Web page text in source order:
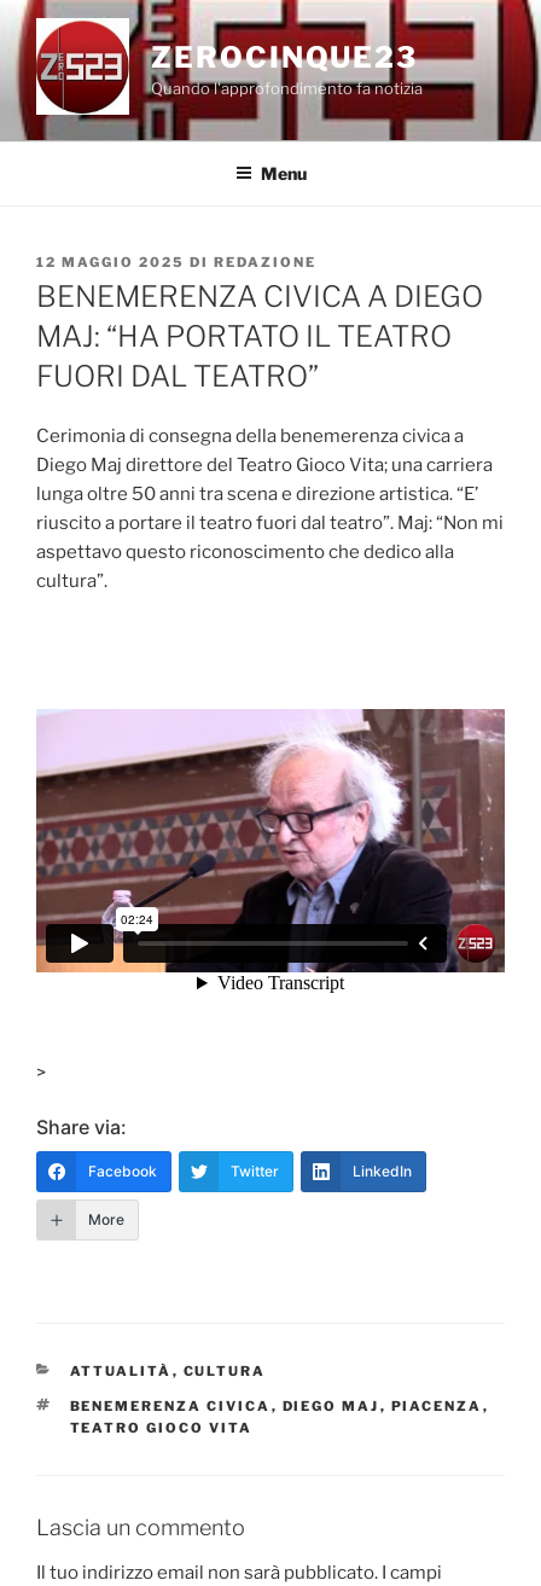
Salta
contenuto
ZEROCINQUE23
Quando l'approfondimento fa notizia
Menu
PUBBLICATO
IL
12 MAGGIO 2025 DI REDAZIONE
BENEMERENZA CIVICA A DIEGO
MAJ: “HA PORTATO IL TEATRO
FUORI DAL TEATRO”
Cerimonia di consegna della benemerenza civica a
Diego Maj direttore del Teatro Gioco Vita; una carriera
lunga oltre 50 anni tra scena e direzione artistica. “E’
riuscito a portare il teatro fuori dal teatro”. Maj: “Non mi
aspettavo questo riconoscimento che dedico alla
cultura”.
>
Share via:
Facebook Twitter LinkedIn
More
CATEGORIE
ATTUALITÀ , CULTURA
TAG
BENEMERENZA CIVICA , DIEGO MAJ , PIACENZA ,
TEATRO GIOCO VITA
Lascia un commento
Il tuo indirizzo email non sarà pubblicato. I campi